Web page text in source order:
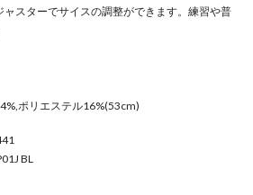
スターでサイスの調整ができます。練習や普
ポリエステル16%(53cm)
BL